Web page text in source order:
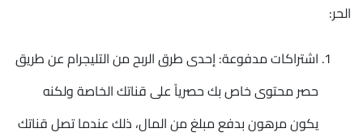
الحر:
اشتراكات مدفوعة: إحدى طرق الربح من التليجرام عن طريق
حصر محتوى خاص بك حصرياً على قناتك الخاصة ولكنه
يكون مرهون بدفع مبلغ من المال، ذلك عندما تصل قناتك